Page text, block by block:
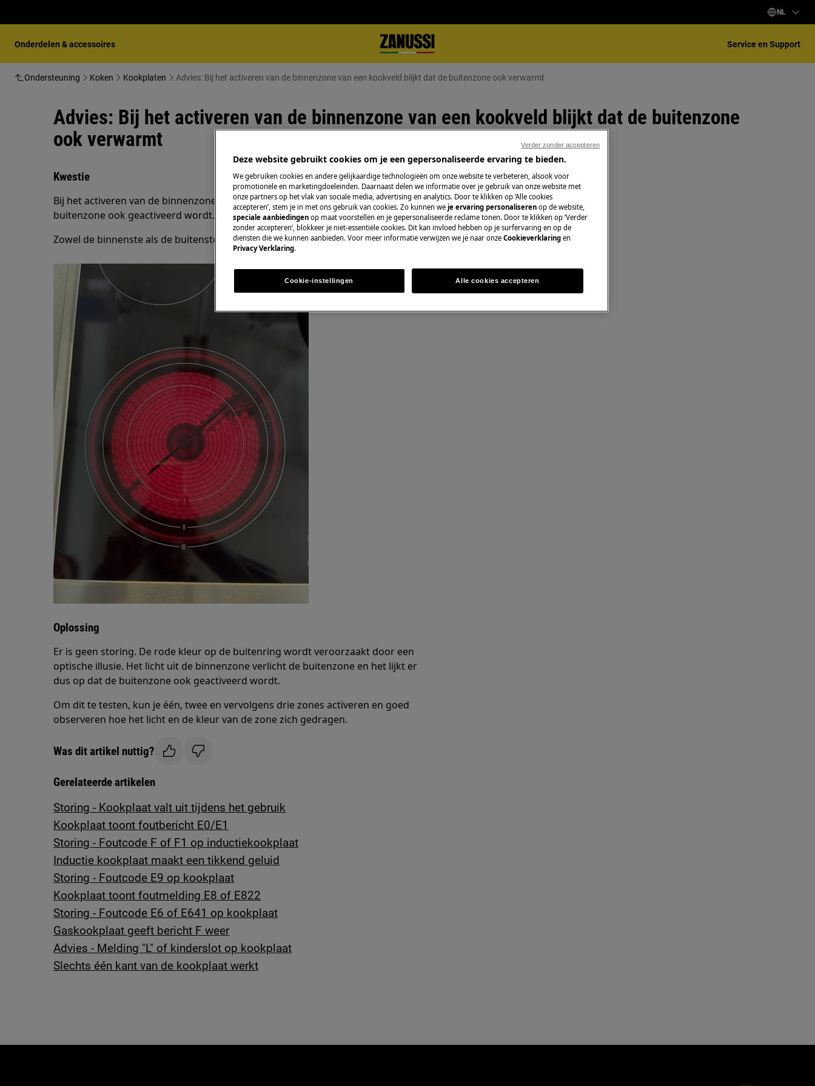
NL
Onderdelen & accessoires Service en Support
Ondersteuning Koken Kookplaten Advies: Bij het activeren van de binnenzone van een kookveld blijkt dat de buitenzone ook verwarmt
Advies: Bij het activeren van de binnenzone van een kookveld blijkt dat de buitenzone
ook verwarmt
Kwestie
Bij het activeren van de binnenzone van een kookveld lijkt het erop dat de
buitenzone ook geactiveerd wordt.
Zowel de binnenste als de buitenste zones zijn rood.
Oplossing
Er is geen storing. De rode kleur op de buitenring wordt veroorzaakt door een
optische illusie. Het licht uit de binnenzone verlicht de buitenzone en het lijkt er
dus op dat de buitenzone ook geactiveerd wordt.
Om dit te testen, kun je één, twee en vervolgens drie zones activeren en goed
observeren hoe het licht en de kleur van de zone zich gedragen.
Was dit artikel nuttig?
Gerelateerde artikelen
Storing - Kookplaat valt uit tijdens het gebruik
Kookplaat toont foutbericht E0/E1
Storing - Foutcode F of F1 op inductiekookplaat
Inductie kookplaat maakt een tikkend geluid
Storing - Foutcode E9 op kookplaat
Kookplaat toont foutmelding E8 of E822
Storing - Foutcode E6 of E641 op kookplaat
Gaskookplaat geeft bericht F weer
Advies - Melding "L" of kinderslot op kookplaat
Slechts één kant van de kookplaat werkt
Deze website gebruikt cookies om je een gepersonaliseerde ervaring te bieden.
We gebruiken cookies en andere gelijkaardige technologieën om onze website te verbeteren, alsook voor
promotionele en marketingdoeleinden. Daarnaast delen we informatie over je gebruik van onze website met
onze partners op het vlak van sociale media, advertising en analytics. Door te klikken op ‘Alle cookies
accepteren’, stem je in met ons gebruik van cookies. Zo kunnen we je ervaring personaliseren op de website,
speciale aanbiedingen op maat voorstellen en je gepersonaliseerde reclame tonen. Door te klikken op ‘Verder
zonder accepteren’, blokkeer je niet-essentiële cookies. Dit kan invloed hebben op je surfervaring en op de
diensten die we kunnen aanbieden. Voor meer informatie verwijzen we je naar onze Cookieverklaring en
Privacy Verklaring.
Cookie-instellingen Alle cookies accepteren
Verder zonder accepteren